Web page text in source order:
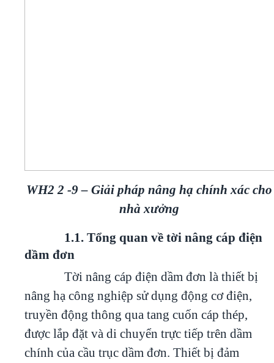
WH2 2 -9 – Giải pháp nâng hạ chính xác cho
nhà xưởng
1.1. Tổng quan về tời nâng cáp điện
dầm đơn
Tời nâng cáp điện dầm đơn là thiết bị
nâng hạ công nghiệp sử dụng động cơ điện,
truyền động thông qua tang cuốn cáp thép,
được lắp đặt và di chuyển trực tiếp trên dầm
chính của cầu trục dầm đơn. Thiết bị đảm